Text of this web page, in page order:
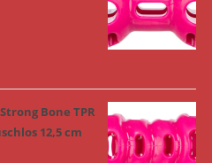
Bone TPR
12,5 cm